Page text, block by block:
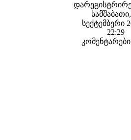
სექტემბერი
22:29